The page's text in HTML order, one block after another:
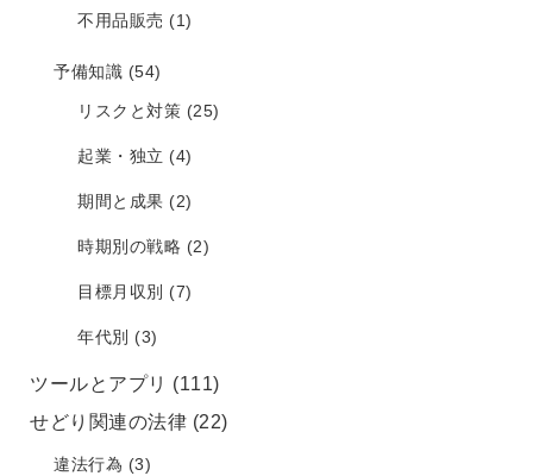
不用品販売 (1)
予備知識 (54)
リスクと対策 (25)
起業・独立 (4)
期間と成果 (2)
時期別の戦略 (2)
目標月収別 (7)
年代別 (3)
ツールとアプリ (111)
せどり関連の法律 (22)
違法行為 (3)